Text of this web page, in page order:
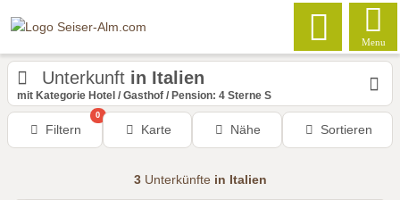
Menu
Unterkunft in Italien
mit Kategorie Hotel / Gasthof / Pension: 4 Sterne S
Filtern
0
Karte Nähe Sortieren
3Unterkünfte in Italien